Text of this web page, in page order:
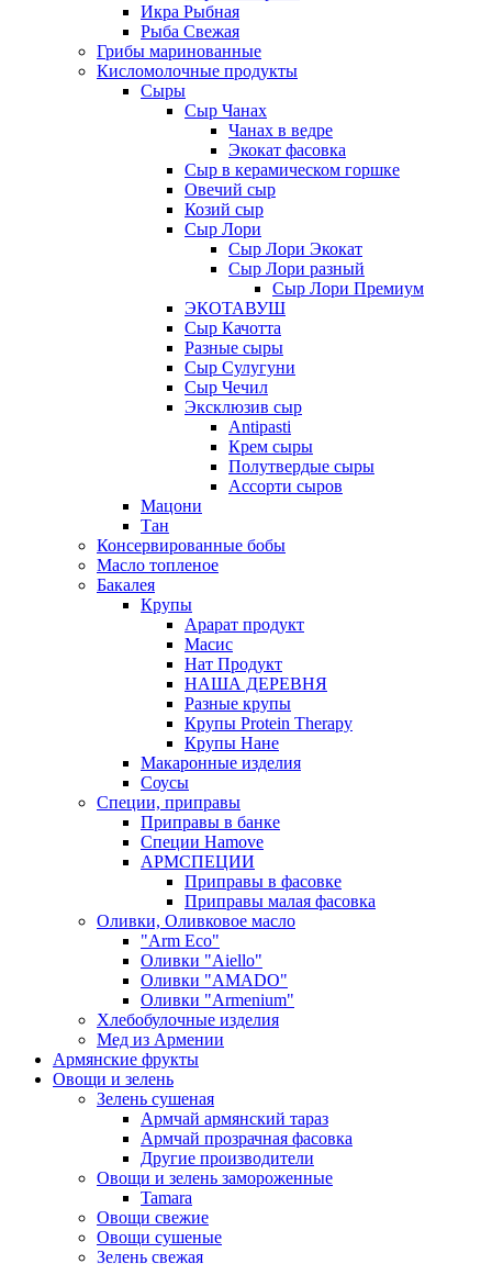
Икра Рыбная
Рыба Свежая
Грибы маринованные
Кисломолочные продукты
Сыры
Сыр Чанах
Чанах в ведре
Экокат фасовка
Сыр в керамическом горшке
Овечий сыр
Козий сыр
Сыр Лори
Сыр Лори Экокат
Сыр Лори разный
Сыр Лори Премиум
ЭКОТАВУШ
Сыр Качотта
Разные сыры
Сыр Сулугуни
Сыр Чечил
Эксклюзив сыр
Antipasti
Крем сыры
Полутвердые сыры
Ассорти сыров
Мацони
Тан
Консервированные бобы
Масло топленое
Бакалея
Крупы
Арарат продукт
Масис
Нат Продукт
НАША ДЕРЕВНЯ
Разные крупы
Крупы Protein Therapy
Крупы Нане
Макаронные изделия
Соусы
Специи, приправы
Приправы в банке
Специи Hamove
АРМСПЕЦИИ
Приправы в фасовке
Приправы малая фасовка
Оливки, Оливковое масло
"Arm Eco"
Оливки "Aiello"
Оливки "AMADO"
Оливки "Armenium"
Хлебобулочные изделия
Мед из Армении
Армянские фрукты
Овощи и зелень
Зелень сушеная
Армчай армянский тараз
Армчай прозрачная фасовка
Другие производители
Овощи и зелень замороженные
Tamara
Овощи свежие
Овощи сушеные
Зелень свежая